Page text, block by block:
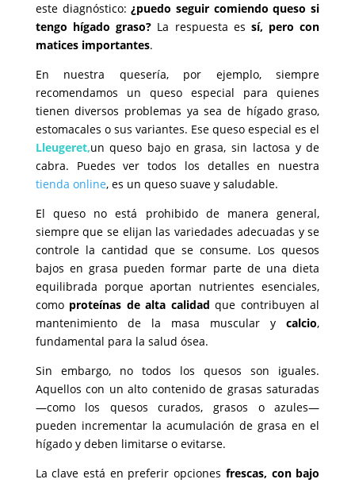
este diagnóstico:¿puedo seguir comiendo queso si
tengo hígado graso? La respuesta es sí, pero con
matices importantes.
En nuestra quesería, por ejemplo, siempre
recomendamos un queso especial para quienes
tienen diversos problemas ya sea de hígado graso,
estomacales o sus variantes. Ese queso especial es el
Lleugeret,un queso bajo en grasa, sin lactosa y de
cabra. Puedes ver todos los detalles en nuestra
tienda online, es un queso suave y saludable.
El queso no está prohibido de manera general,
siempre que se elijan las variedades adecuadas y se
controle la cantidad que se consume. Los quesos
bajos en grasa pueden formar parte de una dieta
equilibrada porque aportan nutrientes esenciales,
como proteínas de alta calidad que contribuyen al
mantenimiento de la masa muscular ycalcio,
fundamental para la salud ósea.
Sin embargo, no todos los quesos son iguales.
Aquellos con un alto contenido de grasas saturadas
—como los quesos curados, grasos o azules—
pueden incrementar la acumulación de grasa en el
hígado y deben limitarse o evitarse.
La clave está en preferir opciones frescas, con bajo